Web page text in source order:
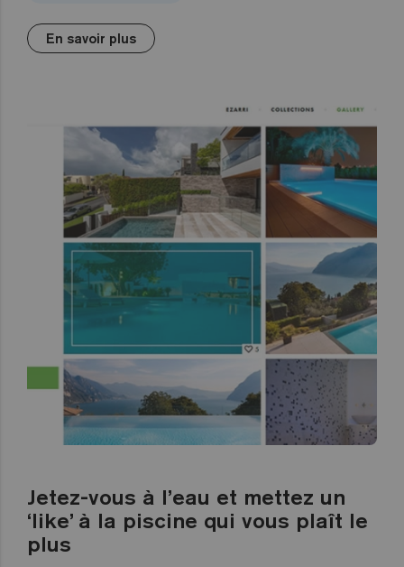
En savoir plus
Jetez-vous à l’eau et mettez un
‘like’ à la piscine qui vous plaît le
plus